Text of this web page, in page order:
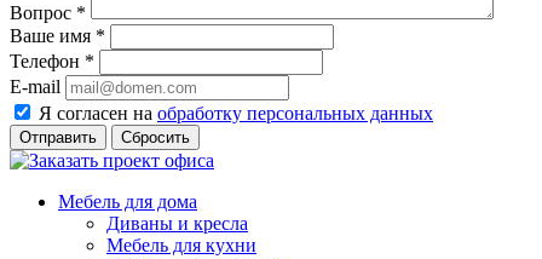
Вопрос *
Ваше имя *
Телефон *
E-mail
Я согласен на обработку персональных данных
Сбросить
Мебель для дома
Диваны и кресла
Мебель для кухни